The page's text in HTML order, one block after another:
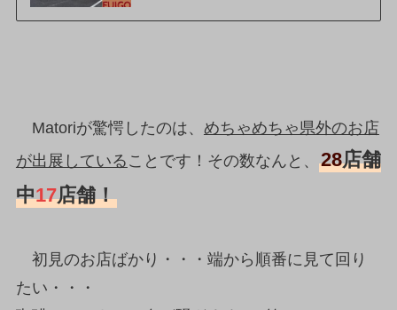
Matoriが驚愕したのは、 めちゃめちゃ県外のお店
が出展している ことです！その数なんと、 28店舗
中17店舗！
初見のお店ばかり・・・端から順番に見て回り
たい・・・